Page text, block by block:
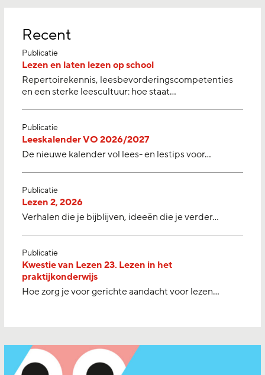
Recent
Publicatie
Lezen en laten lezen op school
Repertoirekennis, leesbevorderingscompetenties
en een sterke leescultuur: hoe staat…
Publicatie
Leeskalender VO 2026/2027
De nieuwe kalender vol lees- en lestips voor…
Publicatie
Lezen 2, 2026
Verhalen die je bijblijven, ideeën die je verder…
Publicatie
Kwestie van Lezen 23. Lezen in het
praktijkonderwijs
Hoe zorg je voor gerichte aandacht voor lezen…